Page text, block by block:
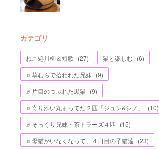
カテゴリ
ねこ処川柳＆短歌 (27) 猫と楽しむ (6)
♬草むらで拾われた兄妹 (9)
♬片目のつぶれた黒猫 (9)
♬寄り添い丸まってた２匹「ジュン&シノ」
(10)
♬そっくり兄妹・茶トラーズ４匹 (15)
♬母猫がいなくなって、４日目の子猫達 (23)